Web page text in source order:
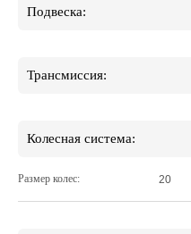
Подвеска:
Трансмиссия:
Колесная система:
Размер колес: 20